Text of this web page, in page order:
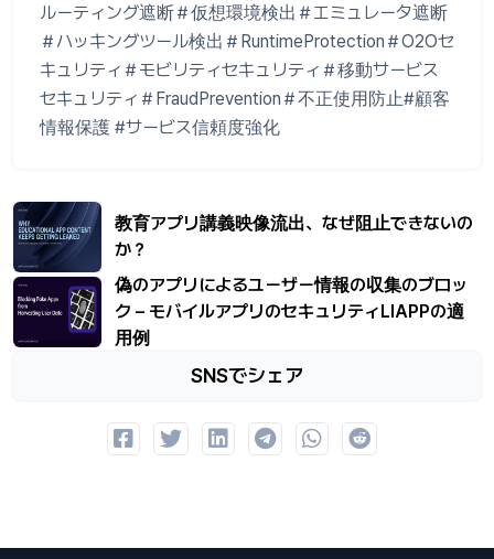
ルーティング遮断＃仮想環境検出＃エミュレータ遮断
＃ハッキングツール検出＃RuntimeProtection＃O2Oセ
キュリティ＃モビリティセキュリティ＃移動サービス
セキュリティ＃FraudPrevention＃不正使用防止#顧客
情報保護 #サービス信頼度強化
教育アプリ講義映像流出、なぜ阻止できないの
か？
偽のアプリによるユーザー情報の収集のブロッ
ク – モバイルアプリのセキュリティLIAPPの適
用例
SNSでシェア